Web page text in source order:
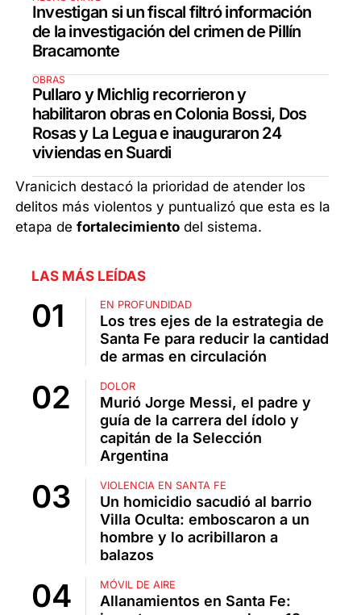
Investigan si un fiscal filtró información
de la investigación del crimen de Pillín
Bracamonte
OBRAS
Pullaro y Michlig recorrieron y
habilitaron obras en Colonia Bossi, Dos
Rosas y La Legua e inauguraron 24
viviendas en Suardi
Vranicich destacó la prioridad de atender los
delitos más violentos y puntualizó que esta es la
etapa defortalecimiento del sistema.
LAS MÁS LEÍDAS
EN PROFUNDIDAD
Los tres ejes de la estrategia de
Santa Fe para reducir la cantidad
de armas en circulación
DOLOR
Murió Jorge Messi, el padre y
guía de la carrera del ídolo y
capitán de la Selección
Argentina
VIOLENCIA EN SANTA FE
Un homicidio sacudió al barrio
Villa Oculta: emboscaron a un
hombre y lo acribillaron a
balazos
MÓVIL DE AIRE
Allanamientos en Santa Fe: